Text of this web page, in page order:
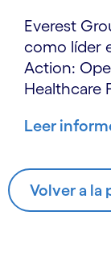
Everest
como líder
Action:
Healthcare
Leer
Volver a la